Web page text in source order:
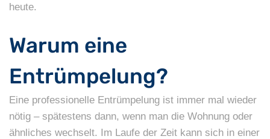
heute.
Warum eine
Entrümpelung?
Eine professionelle Entrümpelung ist immer mal wieder
nötig – spätestens dann, wenn man die Wohnung oder
ähnliches wechselt. Im Laufe der Zeit kann sich in einer